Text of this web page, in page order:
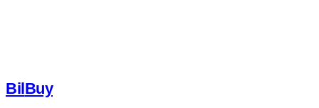
BilBuy